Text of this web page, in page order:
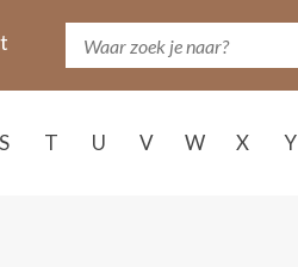
S T U V W X Y